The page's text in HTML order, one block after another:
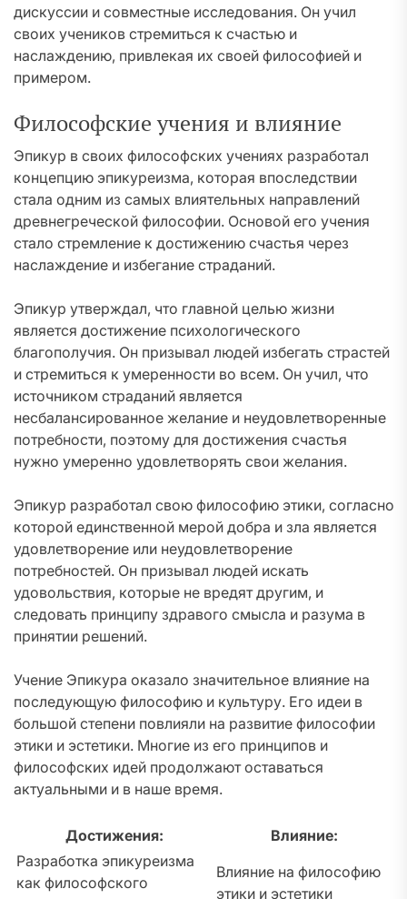
дискуссии и совместные исследования. Он учил
своих учеников стремиться к счастью и
наслаждению, привлекая их своей философией и
примером.
Философские учения и влияние
Эпикур в своих философских учениях разработал
концепцию эпикуреизма, которая впоследствии
стала одним из самых влиятельных направлений
древнегреческой философии. Основой его учения
стало стремление к достижению счастья через
наслаждение и избегание страданий.
Эпикур утверждал, что главной целью жизни
является достижение психологического
благополучия. Он призывал людей избегать страстей
и стремиться к умеренности во всем. Он учил, что
источником страданий является
несбалансированное желание и неудовлетворенные
потребности, поэтому для достижения счастья
нужно умеренно удовлетворять свои желания.
Эпикур разработал свою философию этики, согласно
которой единственной мерой добра и зла является
удовлетворение или неудовлетворение
потребностей. Он призывал людей искать
удовольствия, которые не вредят другим, и
следовать принципу здравого смысла и разума в
принятии решений.
Учение Эпикура оказало значительное влияние на
последующую философию и культуру. Его идеи в
большой степени повлияли на развитие философии
этики и эстетики. Многие из его принципов и
философских идей продолжают оставаться
актуальными и в наше время.
Достижения:
Влияние:
Разработка эпикуреизма
как философского
Влияние на философию
этики и эстетики